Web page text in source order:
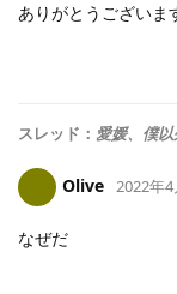
ありがとうございま
スレッド： 愛媛、僕
Olive 2022年4
なぜだ